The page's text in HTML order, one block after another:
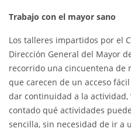
Trabajo con el mayor sano
Los talleres impartidos por el
Dirección General del Mayor
recorrido una cincuentena de
que carecen de un acceso
dar continuidad a la actividad,
contado qué actividades
sencilla, sin necesidad de ir a